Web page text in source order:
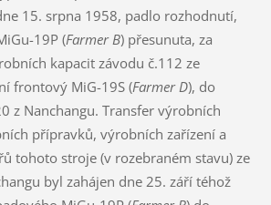
15. srpna 1958, padlo rozhodnutí,
19P (Farmer B) přesunuta, za
kapacit závodu č.112 ze
frontový MiG-19S (Farmer D), do
z Nanchangu. Transfer výrobních
přípravků, výrobních zařízení a
tohoto stroje (v rozebraném stavu) ze
byl zahájen dne 25. září téhož